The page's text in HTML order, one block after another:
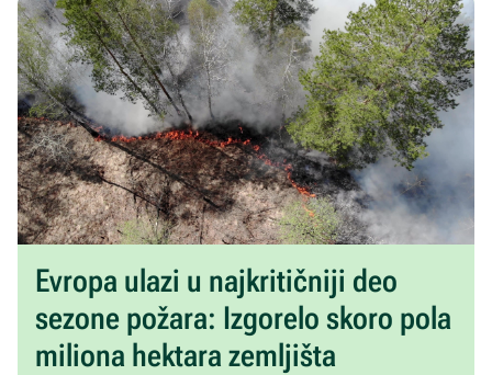
Evropa ulazi u najkritičniji deo
sezone požara: Izgorelo skoro pola
miliona hektara zemljišta